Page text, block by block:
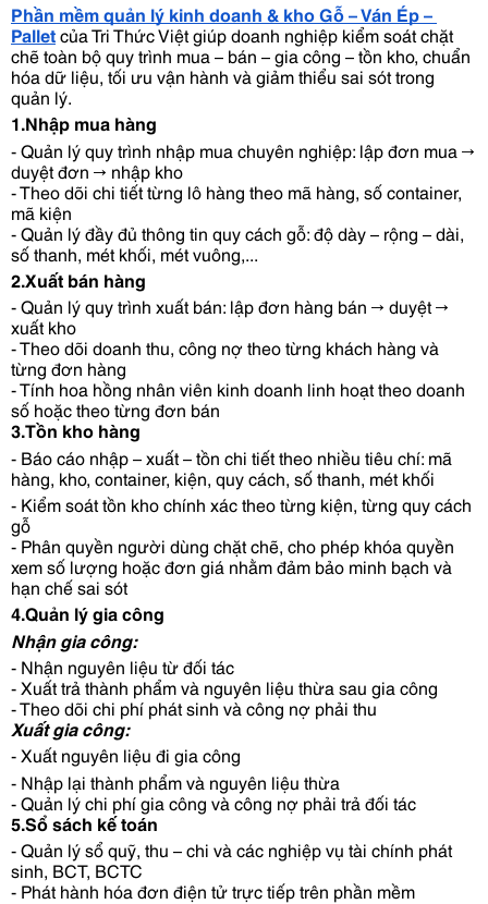
Phần mềm quản lý kinh doanh & kho Gỗ – Ván Ép –
Palletcủa Tri Thức Việt giúp doanh nghiệp kiểm soát chặt
chẽ toàn bộ quy trình mua – bán – gia công – tồn kho, chuẩn
hóa dữ liệu, tối ưu vận hành và giảm thiểu sai sót trong
quản lý.
1.Nhập mua hàng
- Quản lý quy trình nhập mua chuyên nghiệp: lập đơn mua →
duyệt đơn → nhập kho
- Theo dõi chi tiết từng lô hàng theo mã hàng, số container,
mã kiện
- Quản lý đầy đủ thông tin quy cách gỗ: độ dày – rộng – dài,
số thanh, mét khối, mét vuông,...
2.Xuất bán hàng
- Quản lý quy trình xuất bán: lập đơn hàng bán → duyệt →
xuất kho
- Theo dõi doanh thu, công nợ theo từng khách hàng và
từng đơn hàng
- Tính hoa hồng nhân viên kinh doanh linh hoạt theo doanh
số hoặc theo từng đơn bán
3.Tồn kho hàng
- Báo cáo nhập – xuất – tồn chi tiết theo nhiều tiêu chí: mã
hàng, kho, container, kiện, quy cách, số thanh, mét khối
- Kiểm soát tồn kho chính xác theo từng kiện, từng quy cách
gỗ
- Phân quyền người dùng chặt chẽ, cho phép khóa quyền
xem số lượng hoặc đơn giá nhằm đảm bảo minh bạch và
hạn chế sai sót
4.Quản lý gia công
Nhận gia công:
- Nhận nguyên liệu từ đối tác
- Xuất trả thành phẩm và nguyên liệu thừa sau gia công
- Theo dõi chi phí phát sinh và công nợ phải thu
Xuất gia công:
- Xuất nguyên liệu đi gia công
- Nhập lại thành phẩm và nguyên liệu thừa
- Quản lý chi phí gia công và công nợ phải trả đối tác
5.Sổ sách kế toán
- Quản lý sổ quỹ, thu – chi và các nghiệp vụ tài chính phát
sinh, BCT, BCTC
- Phát hành hóa đơn điện tử trực tiếp trên phần mềm